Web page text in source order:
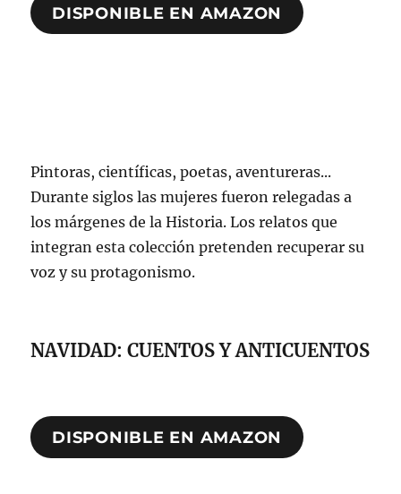
DISPONIBLE EN AMAZON
Pintoras, científicas, poetas, aventureras...
Durante siglos las mujeres fueron relegadas a
los márgenes de la Historia. Los relatos que
integran esta colección pretenden recuperar su
voz y su protagonismo.
NAVIDAD: CUENTOS Y ANTICUENTOS
DISPONIBLE EN AMAZON